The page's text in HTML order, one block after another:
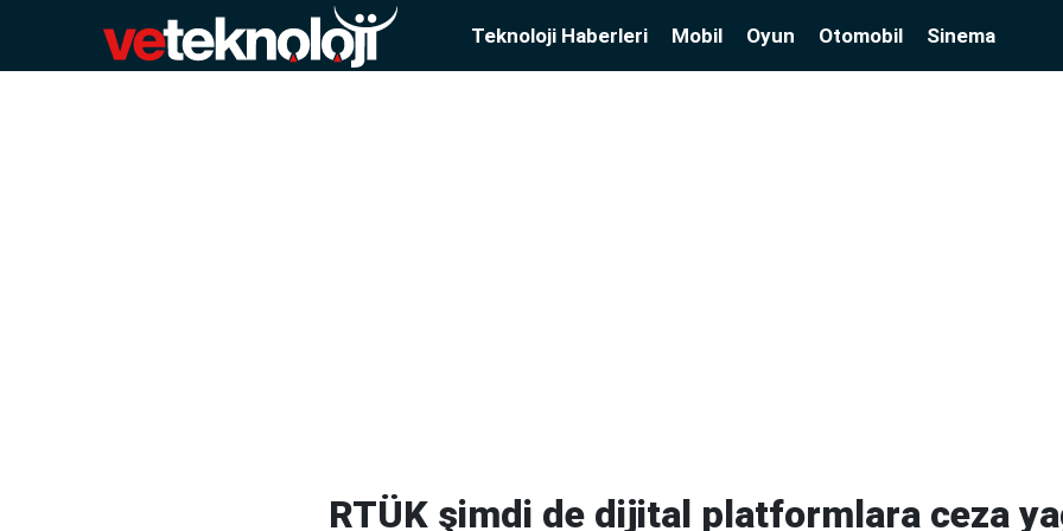
Teknoloji Haberleri Mobil Oyun Otomobil Sinema
RTÜK şimdi de dijital platformlara ceza